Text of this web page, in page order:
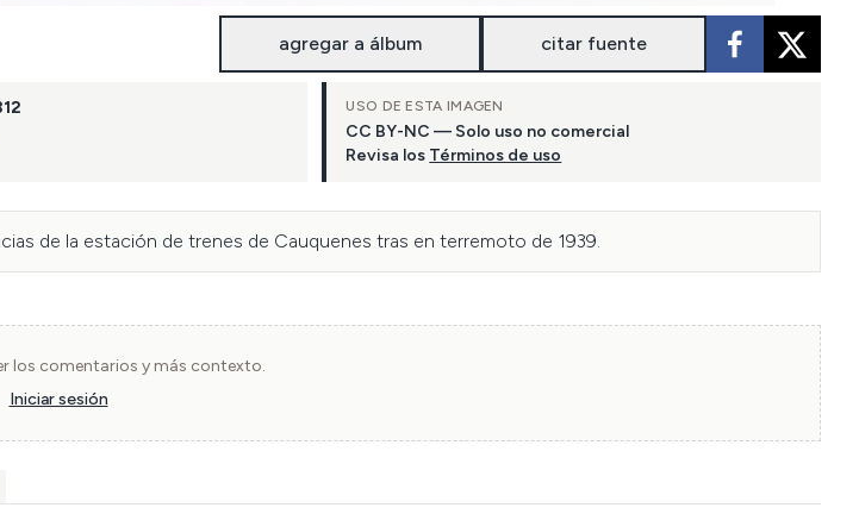
agregar a álbum citar fuente
USO DE ESTA IMAGEN
CC BY-NC — Solo uso no comercial
Revisa los Términos de uso
de la estación de trenes de Cauquenes tras en terremoto de 1939.
los comentarios y más contexto.
Iniciar sesión